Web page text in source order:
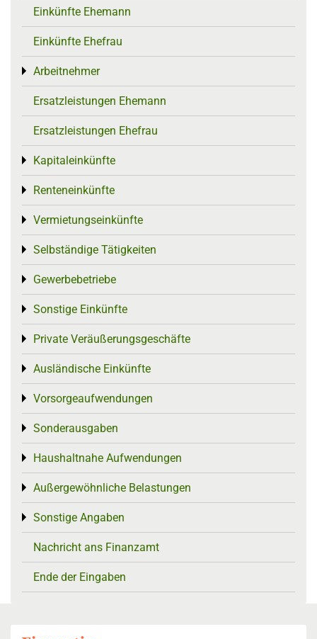
Einkünfte Ehemann
Einkünfte Ehefrau
Arbeitnehmer
Toggle menu
Ersatzleistungen Ehemann
Ersatzleistungen Ehefrau
Kapitaleinkünfte
Toggle menu
Renteneinkünfte
Toggle menu
Vermietungseinkünfte
Toggle menu
Selbständige Tätigkeiten
Toggle menu
Gewerbebetriebe
Toggle menu
Sonstige Einkünfte
Toggle menu
Private Veräußerungsgeschäfte
Toggle menu
Ausländische Einkünfte
Toggle menu
Vorsorgeaufwendungen
Toggle menu
Sonderausgaben
Toggle menu
Haushaltnahe Aufwendungen
Toggle menu
Außergewöhnliche Belastungen
Toggle menu
Sonstige Angaben
Toggle menu
Nachricht ans Finanzamt
Ende der Eingaben